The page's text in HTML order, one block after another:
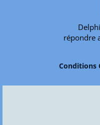
répondre
Conditions